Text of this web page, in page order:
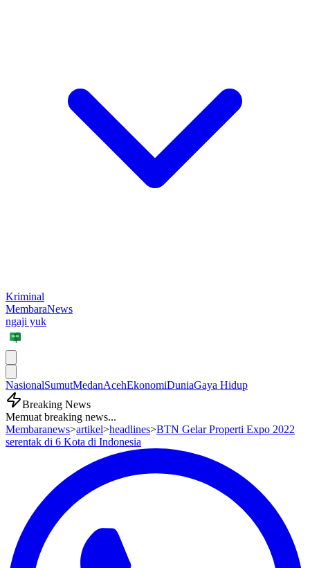
Kriminal
MembaraNews
ngaji yuk
NasionalSumutMedanAcehEkonomiDuniaGaya Hidup
Breaking News
Memuat breaking news...
Membaranews>artikel>headlines>BTN Gelar Properti Expo 2022
serentak di 6 Kota di Indonesia